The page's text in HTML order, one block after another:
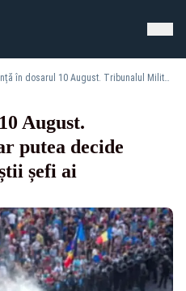
Sentință în dosarul 10 August. Tribunalul Militar ar putea decide pedepsele pentru foștii șefi ai Jandarmeriei
August.
putea decide
șefi ai